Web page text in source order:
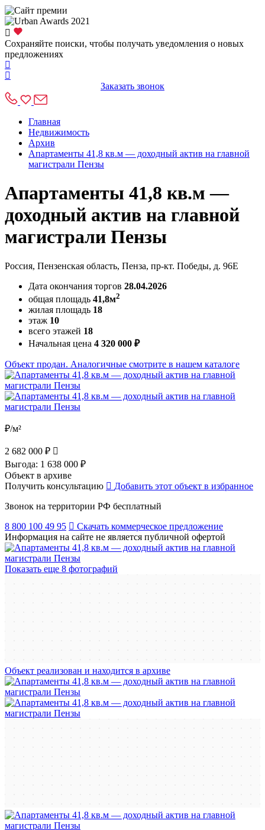
Сохраняйте поиски, чтобы получать уведомления о новых
предложениях
Заказать звонок
Главная
Недвижимость
Архив
Апартаменты 41,8 кв.м — доходный актив на главной
магистрали Пензы
Апартаменты 41,8 кв.м —
доходный актив на главной
магистрали Пензы
Россия, Пензенская область, Пенза, пр-кт. Победы, д. 96Е
Дата окончания торгов 28.04.2026
общая площадь 41,8м2
жилая площадь 18
этаж 10
всего этажей 18
Начальная цена 4 320 000 ₽
Объект продан. Аналогичные смотрите в нашем каталоге
₽/м²
2 682 000 ₽
Выгода: 1 638 000 ₽
Объект в архиве
Получить консультацию
Добавить этот объект в избранное
Звонок на территории РФ бесплатный
8 800 100 49 95
Скачать коммерческое предложение
Информация на сайте не является публичной офертой
Показать еще 8 фотографий
Объект реализован и находится в архиве